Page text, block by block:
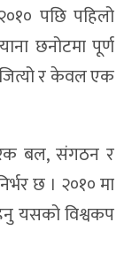
पछि पहिलो
छनोटमा पूर्ण
र केवल एक
बल, संगठन र
छ । २०१० मा
यसको विश्वकप